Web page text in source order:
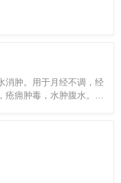
消肿。用于月经不调，经
痈肿毒，水肿腹水。
科经产瘀血病证，常配
。本品行而不峻，活血不